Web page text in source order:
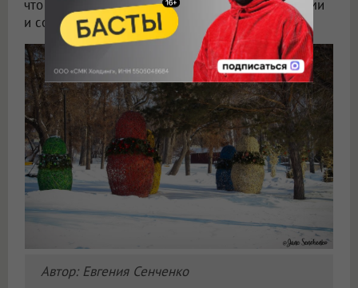
что образы для съёмки должны быть актуальными
и соответствовать погодным условиям.
Автор: Евгения Сенченко